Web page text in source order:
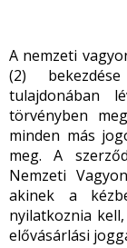
A nemzeti
(2)
tulajdonában
törvényben
minden más
meg. A
Nemzeti
akinek a
nyilatkoznia
elővásárlási